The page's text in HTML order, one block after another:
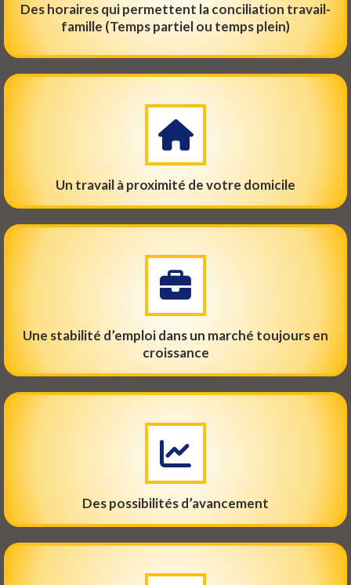
Des horaires qui permettent la conciliation travail-
famille (Temps partiel ou temps plein)
Un travail à proximité de votre domicile
Une stabilité d’emploi dans un marché toujours en
croissance
Des possibilités d’avancement